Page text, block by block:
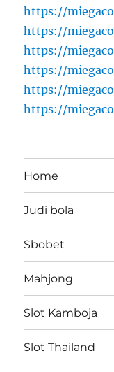
https://
https://
https://
https://
https://
https://
Home
Judi bola
Sbobet
Mahjong
Slot Kamboja
Slot Thailand